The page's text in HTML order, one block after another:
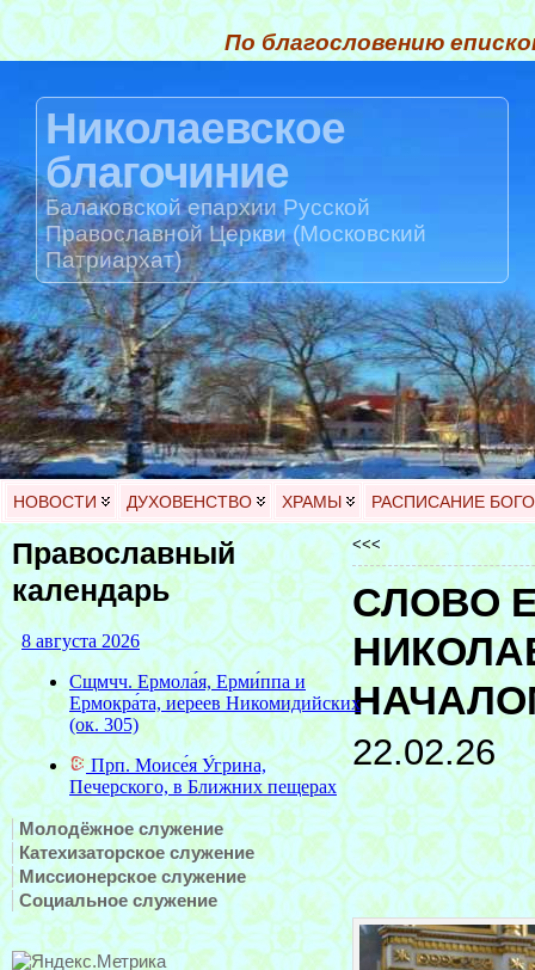
По благословению
Николаевское
благочиние
Балаковской епархии Русской
Православной Церкви (Московский
Патриархат)
НОВОСТИ ДУХОВЕНСТВО ХРАМЫ РАСПИСАНИЕ
Православный
календарь
Молодёжное служение
Катехизаторское служение
Миссионерское служение
Социальное служение
<<<
СЛОВО
22.02.26